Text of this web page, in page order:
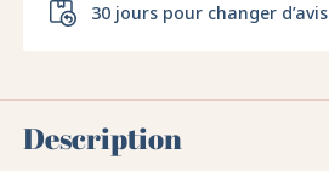
30 jours pour changer d’avis
Description